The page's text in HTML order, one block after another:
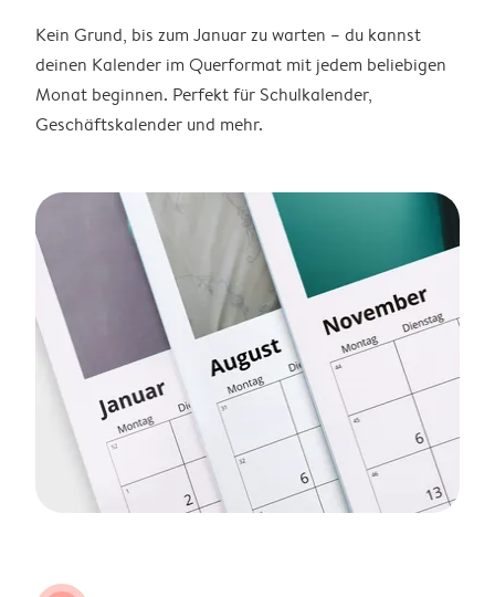
Kein Grund, bis zum Januar zu warten – du kannst
deinen Kalender im Querformat mit jedem beliebigen
Monat beginnen. Perfekt für Schulkalender,
Geschäftskalender und mehr.